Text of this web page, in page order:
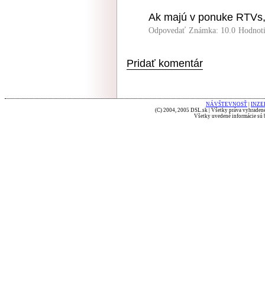
Ak majú v ponuke
Odpovedať Známka: 10.0
Pridať komentár
NÁVŠTEVNOSŤ
(C) 2004, 2005 DSL.sk | Všetky práva
Všetky uvedené informácie sú